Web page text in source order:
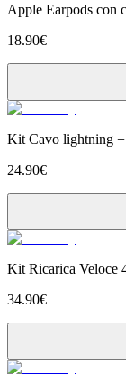
Apple Earpods con
18.90€
Kit Cavo lightning
24.90€
Kit Ricarica Veloce
34.90€